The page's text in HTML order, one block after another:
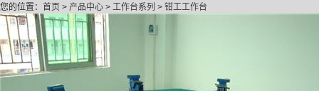
您的位置： 首页 > 产品中心 > 工作台系列 > 钳工工作台